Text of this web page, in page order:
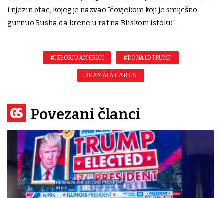
i njezin otac, kojeg je nazvao "čovjekom koji je smiješno
gurnuo Busha da krene u rat na Bliskom istoku".
#IZBORI U AMERICI #DONALD TRUMP
#KAMALA HARRIS
Povezani članci